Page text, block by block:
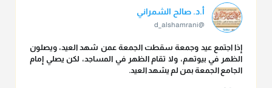
أ.د. صالح الشمراني
@d_alshamrani
إذا اجتمع عيد وجمعة سقطت الجمعة عمن شهد العيد، ويصلون
الظهر في بيوتهم، ولا تقام الظهر في المساجد، لكن يصلي إمام
الجامع الجمعة بمن لم يشهد العيد.